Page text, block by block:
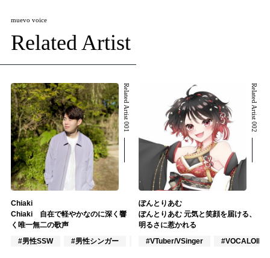
muevo voice
Related Artist
Related Artist 001
Chiaki
Chiaki 自在で軽やかなのに深く響
く唯一無二の歌声
#男性SSW
#男性シンガー #インディーズ
Related Artist 002
ぽんとりあむ
ぽんとりあむ 元気と笑顔を届ける、
明るさに惹かれる
#VTuber/VSinger
#VOCALOID